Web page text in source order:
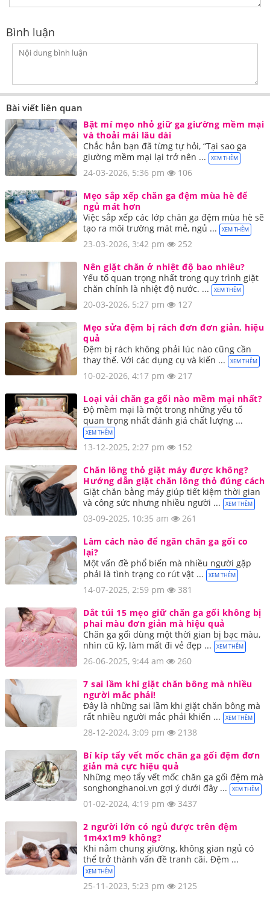
Bình luận
Bài viết liên quan
Bật mí mẹo nhỏ giữ ga giường mềm mại
và thoải mái lâu dài
Chắc hẳn bạn đã từng tự hỏi, “Tại sao ga
giường mềm mại lại trở nên ...
XEM THÊM
24-03-2026, 5:36 pm
106
Mẹo sắp xếp chăn ga đệm mùa hè để
ngủ mát hơn
Việc sắp xếp các lớp chăn ga đệm mùa hè sẽ
tạo ra môi trường mát mẻ, ngủ ...
XEM THÊM
23-03-2026, 3:42 pm
252
Nên giặt chăn ở nhiệt độ bao nhiêu?
Yếu tố quan trọng nhất trong quy trình giặt
chăn chính là nhiệt độ nước. ...
XEM THÊM
20-03-2026, 5:27 pm
127
Mẹo sửa đệm bị rách đơn đơn giản, hiệu
quả
Đệm bị rách không phải lúc nào cũng cần
thay thế. Với các dụng cụ và kiến ...
XEM THÊM
10-02-2026, 4:17 pm
217
Loại vải chăn ga gối nào mềm mại nhất?
Độ mềm mại là một trong những yếu tố
quan trọng nhất đánh giá chất lượng ...
XEM THÊM
13-12-2025, 2:27 pm
152
Chăn lông thỏ giặt máy được không?
Hướng dẫn giặt chăn lông thỏ đúng cách
Giặt chăn bằng máy giúp tiết kiệm thời gian
và công sức nhưng nhiều người ...
XEM THÊM
03-09-2025, 10:35 am
261
Làm cách nào để ngăn chăn ga gối co
lại?
Một vấn đề phổ biến mà nhiều người gặp
phải là tình trạng co rút vật ...
XEM THÊM
14-07-2025, 2:59 pm
381
Dắt túi 15 mẹo giữ chăn ga gối không bị
phai màu đơn giản mà hiệu quả
Chăn ga gối dùng một thời gian bị bạc màu,
nhìn cũ kỹ, làm mất đi vẻ đẹp ...
XEM THÊM
26-06-2025, 9:44 am
260
7 sai lầm khi giặt chăn bông mà nhiều
người mắc phải!
Đây là những sai lầm khi giặt chăn bông mà
rất nhiều người mắc phải khiến ...
XEM THÊM
28-12-2024, 3:09 pm
2138
Bí kíp tẩy vết mốc chăn ga gối đệm đơn
giản mà cực hiệu quả
Những mẹo tẩy vết mốc chăn ga gối đệm mà
songhonghanoi.vn gợi ý dưới đây ...
XEM THÊM
01-02-2024, 4:19 pm
3437
2 người lớn có ngủ được trên đệm
1m4x1m9 không?
Khi nằm chung giường, không gian ngủ có
thể trở thành vấn đề tranh cãi. Đệm ...
XEM THÊM
25-11-2023, 5:23 pm
2125